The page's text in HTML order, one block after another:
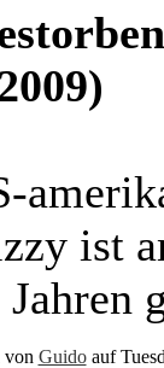
ist
von Guidoauf